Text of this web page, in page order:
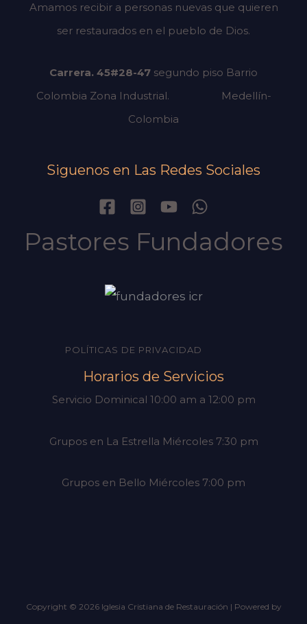
Amamos recibir a personas nuevas que quieren
ser restaurados en el pueblo de Dios.
Carrera. 45#28-47 segundo piso Barrio
Colombia Zona Industrial.
Medellín-
Colombia
Siguenos en Las Redes Sociales
Pastores Fundadores
POLÍTICAS DE PRIVACIDAD
Horarios de Servicios
Servicio Dominical 10:00 am a 12:00 pm
Grupos en La Estrella Miércoles 7:30 pm
Grupos en Bello Miércoles 7:00 pm
Copyright © 2026 Iglesia Cristiana de Restauración | Powered by